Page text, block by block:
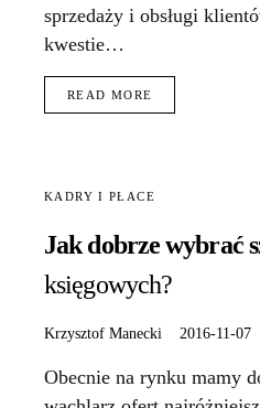
sprzedaży i obsługi
kwestie…
READ MORE
KADRY I PŁACE
Jak dobrze wybrać
księgowych?
Krzysztof Manecki 2016-11-07
Obecnie na rynku mamy